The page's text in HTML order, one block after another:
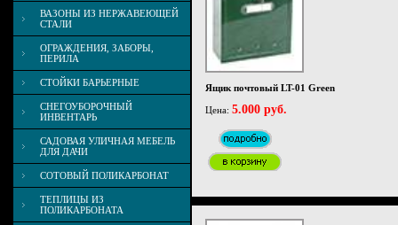
ВАЗОНЫ ИЗ НЕРЖАВЕЮЩЕЙ
СТАЛИ
ОГРАЖДЕНИЯ, ЗАБОРЫ,
ПЕРИЛА
СТОЙКИ БАРЬЕРНЫЕ
СНЕГОУБОРОЧНЫЙ
ИНВЕНТАРЬ
САДОВАЯ УЛИЧНАЯ МЕБЕЛЬ
ДЛЯ ДАЧИ
СОТОВЫЙ ПОЛИКАРБОНАТ
ТЕПЛИЦЫ ИЗ
ПОЛИКАРБОНАТА
Ящик почтовый LT-01 Green
Цена: 5.000 руб.